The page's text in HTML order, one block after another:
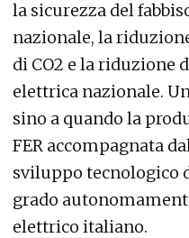
la sicurezza del
nazionale, la
di CO2 e la riduzione
elettrica nazionale.
sino a quando la
FER accompagnata
sviluppo tecnologico
grado
elettrico italiano.